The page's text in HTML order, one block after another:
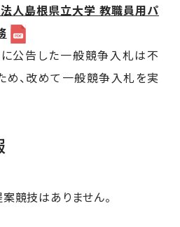
人島根県立大学 教職員用パ
公告した一般競争入札は不
め、改めて一般競争入札を実
技はありません。